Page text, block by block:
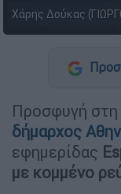
Χάρης Δούκας
Προσφυγή στη
δήμαρχος
εφημερίδας
με κομμένο